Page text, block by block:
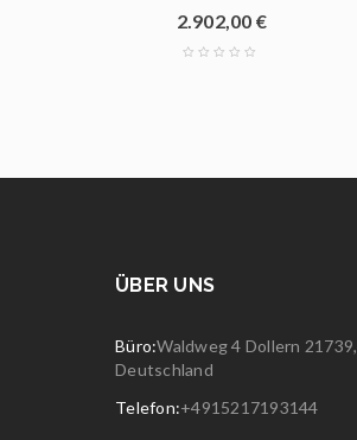
2.902,00 €
ÜBER UNS
Büro:Waldweg 4 Dollern 21739,
Deutschland
Telefon:+4915217193144